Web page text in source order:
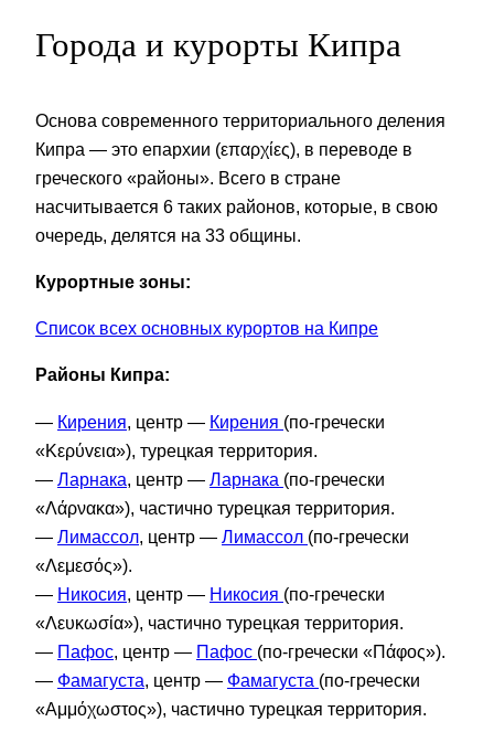
Города и курорты Кипра
Основа современного территориального деления
Кипра — это епархии (επαρχίες), в переводе в
греческого «районы». Всего в стране
насчитывается 6 таких районов, которые, в свою
очередь, делятся на 33 общины.
Курортные зоны:
Список всех основных курортов на Кипре
Районы Кипра:
— Кирения, центр — Кирения (по-гречески
«Κερύvεια»), турецкая территория.
— Ларнака, центр — Ларнака (по-гречески
«Λάρνακα»), частично турецкая территория.
— Лимассол, центр — Лимассол (по-гречески
«Λεμεσός»).
— Никосия, центр — Никосия (по-гречески
«Λευκωσία»), частично турецкая территория.
— Пафос, центр — Пафос (по-гречески «Πάφος»).
— Фамагуста, центр — Фамагуста (по-гречески
«Αμμόχωστος»), частично турецкая территория.